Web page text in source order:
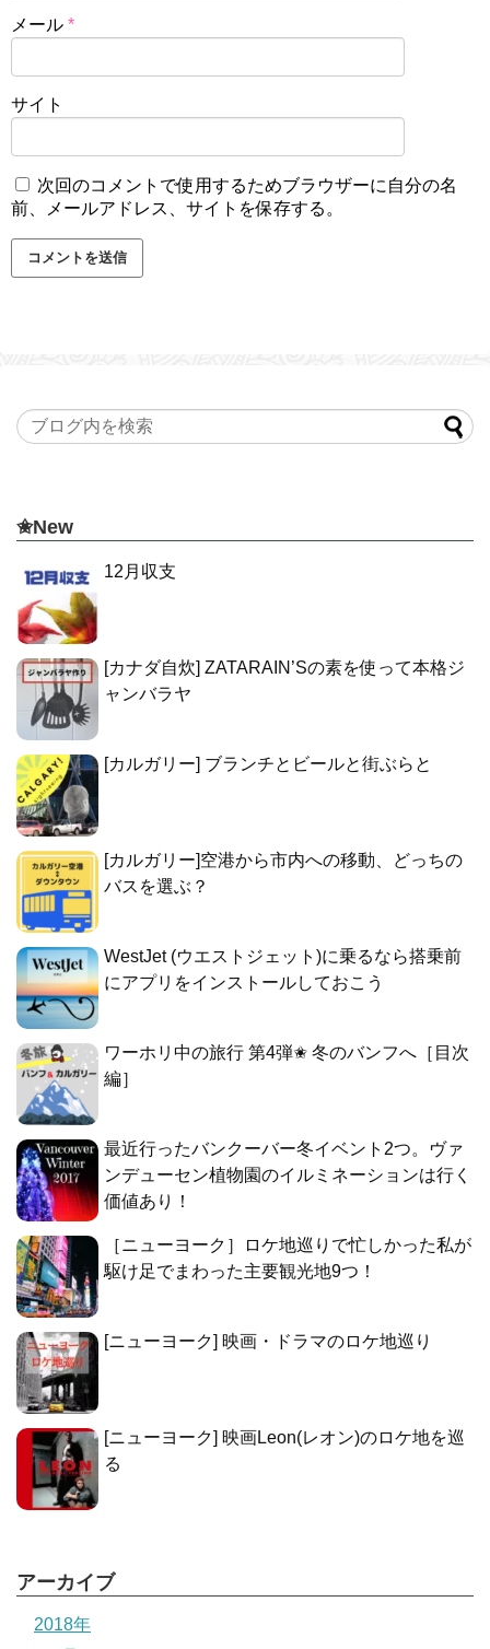
メール *
サイト
次回のコメントで使用するためブラウザーに自分の名
前、メールアドレス、サイトを保存する。
✬New
12月収支
[カナダ自炊] ZATARAIN’Sの素を使って本格ジ
ャンバラヤ
[カルガリー] ブランチとビールと街ぶらと
[カルガリー]空港から市内への移動、どっちの
バスを選ぶ？
WestJet (ウエストジェット)に乗るなら搭乗前
にアプリをインストールしておこう
ワーホリ中の旅行 第4弾✬ 冬のバンフへ［目次
編］
最近行ったバンクーバー冬イベント2つ。ヴァ
ンデューセン植物園のイルミネーションは行く
価値あり！
［ニューヨーク］ロケ地巡りで忙しかった私が
駆け足でまわった主要観光地9つ！
[ニューヨーク] 映画・ドラマのロケ地巡り
[ニューヨーク] 映画Leon(レオン)のロケ地を巡
る
アーカイブ
2018年